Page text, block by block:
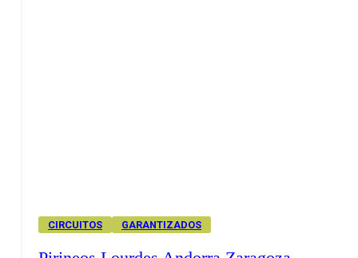
CIRCUITOS GARANTIZADOS